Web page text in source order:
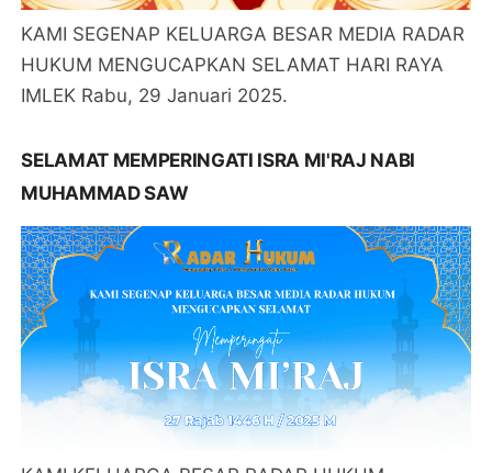
KAMI SEGENAP KELUARGA BESAR MEDIA RADAR
HUKUM MENGUCAPKAN SELAMAT HARI RAYA
IMLEK Rabu, 29 Januari 2025.
SELAMAT MEMPERINGATI ISRA MI'RAJ NABI
MUHAMMAD SAW